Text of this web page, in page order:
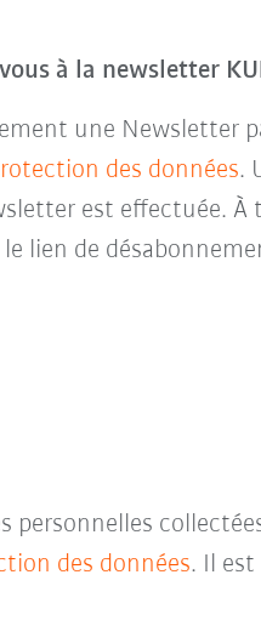
à la newsletter
une Newsletter
des données.
est effectuée.
lien de
personnelles
des données. Il est